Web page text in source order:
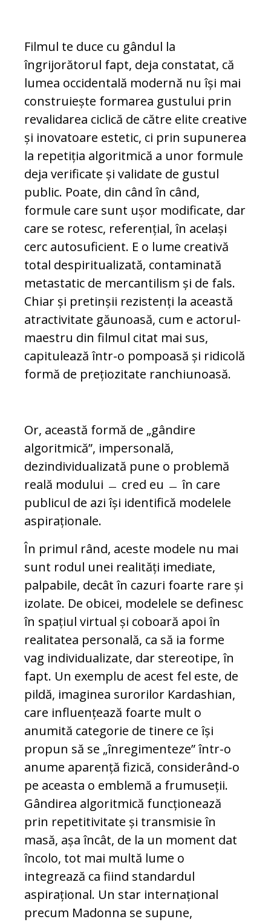
Filmul te duce cu gândul la
îngrijorătorul fapt, deja constatat, că
lumea occidentală modernă nu își mai
construiește formarea gustului prin
revalidarea ciclică de către elite creative
și inovatoare estetic, ci prin supunerea
la repetiția algoritmică a unor formule
deja verificate și validate de gustul
public. Poate, din când în când,
formule care sunt ușor modificate, dar
care se rotesc, referențial, în același
cerc autosuficient. E o lume creativă
total despiritualizată, contaminată
metastatic de mercantilism și de fals.
Chiar și pretinșii rezistenți la această
atractivitate găunoasă, cum e actorul-
maestru din filmul citat mai sus,
capitulează într-o pompoasă și ridicolă
formă de prețiozitate ranchiunoasă.
Or, această formă de „gândire
algoritmică”, impersonală,
dezindividualizată pune o problemă
reală modului ﹘ cred eu ﹘ în care
publicul de azi își identifică modelele
aspiraționale.
În primul rând, aceste modele nu mai
sunt rodul unei realități imediate,
palpabile, decât în cazuri foarte rare și
izolate. De obicei, modelele se definesc
în spațiul virtual și coboară apoi în
realitatea personală, ca să ia forme
vag individualizate, dar stereotipe, în
fapt. Un exemplu de acest fel este, de
pildă, imaginea surorilor Kardashian,
care influențează foarte mult o
anumită categorie de tinere ce își
propun să se „înregimenteze” într-o
anume aparență fizică, considerând-o
pe aceasta o emblemă a frumuseții.
Gândirea algoritmică funcționează
prin repetitivitate și transmisie în
masă, așa încât, de la un moment dat
încolo, tot mai multă lume o
integrează ca fiind standardul
aspirațional. Un star internațional
precum Madonna se supune,